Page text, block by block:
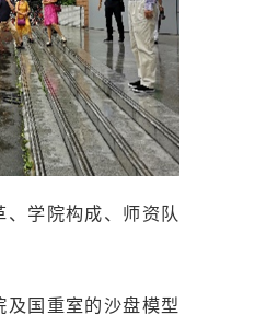
学院构成、师资队
国重室的沙盘模型